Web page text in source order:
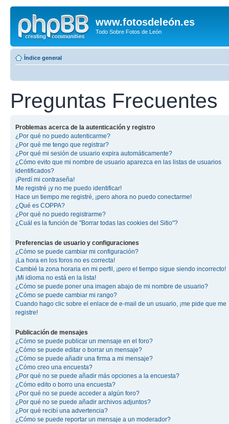
www.fotosdeleón.es
Todo Sobre Fotos de León
Índice general
Preguntas Frecuentes
Problemas acerca de la autenticación y registro
¿Por qué no puedo autenticarme?
¿Por qué me tengo que registrar?
¿Por qué mi sesión de usuario expira automáticamente?
¿Cómo evito que mi nombre de usuario aparezca en las listas de usuarios
identificados?
¡Perdí mi contraseña!
Me registré ¡y no me puedo identificar!
Hace un tiempo me registré, ¡pero ahora no puedo conectarme!
¿Qué es COPPA?
¿Por qué no puedo registrarme?
¿Cuál es la función de "Borrar todas las cookies del Sitio"?
Preferencias de usuario y configuraciones
¿Cómo se puede cambiar mi configuración?
¡La hora en los foros no es correcta!
Cambié la zona horaria en mi perfil, ¡pero el tiempo sigue siendo incorrecto!
¡Mi idioma no está en la lista!
¿Cómo se puede poner una imagen abajo de mi nombre de usuario?
¿Cómo se puede cambiar mi rango?
Cuando hago clic sobre el enlace de e-mail de un usuario, ¡me pide que me
registre!
Publicación de mensajes
¿Cómo se puede publicar un mensaje en el foro?
¿Cómo se puede editar o borrar un mensaje?
¿Cómo se puede añadir una firma a mi mensaje?
¿Cómo creo una encuesta?
¿Por qué no se puede añadir más opciones a la encuesta?
¿Cómo edito o borro una encuesta?
¿Por qué no se puede acceder a algún foro?
¿Por qué no se puede añadir archivos adjuntos?
¿Por qué recibí una advertencia?
¿Cómo se puede reportar un mensaje a un moderador?